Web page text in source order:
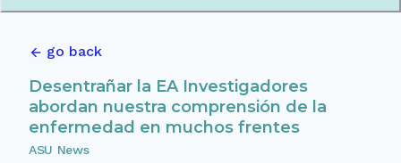
go back
Desentrañar la EA Investigadores
abordan nuestra comprensión de la
enfermedad en muchos frentes
ASU News